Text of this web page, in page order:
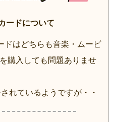
ードについて
ドはどちらも音楽・ムービ
購入しても問題ありませ
れているようですが・・